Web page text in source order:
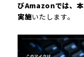
びAmazonでは、本
実施いたします。